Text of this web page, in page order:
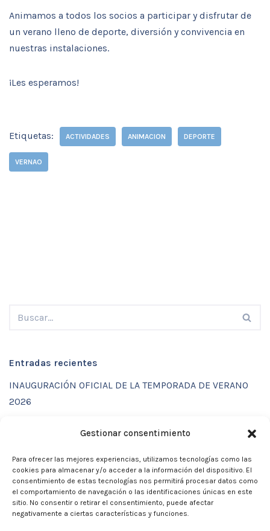
Gestionar consentimiento
Para ofrecer las mejores experiencias, utilizamos tecnologías como las
cookies para almacenar y/o acceder a la información del dispositivo. El
consentimiento de estas tecnologías nos permitirá procesar datos como
el comportamiento de navegación o las identificaciones únicas en este
sitio. No consentir o retirar el consentimiento, puede afectar
negativamente a ciertas características y funciones.
Animamos a todos los socios a participar y disfrutar de
un verano lleno de deporte, diversión y convivencia en
nuestras instalaciones.
¡Les esperamos!
Etiquetas: ACTIVIDADES ANIMACION DEPORTE
VERNAO
Entradas recientes
INAUGURACIÓN OFICIAL DE LA TEMPORADA DE VERANO
2026
CALENDARIO DE ACTIVIDADES VERANO 2026 – CLUB
MARTIA 86
ACTIVIDADES DE VERANO 2026